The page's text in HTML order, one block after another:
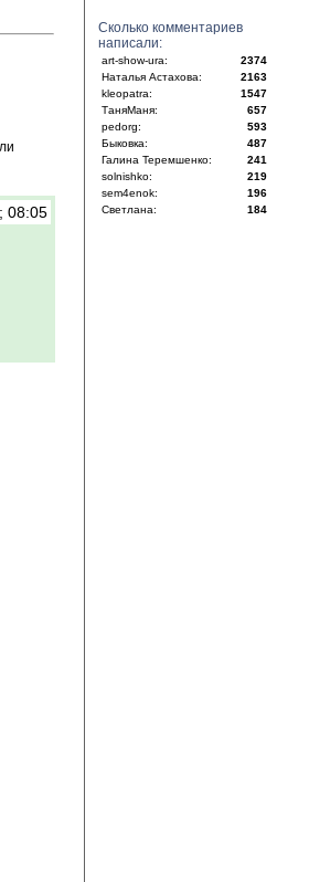
08:05
Сколько комментариев
написали:
art-show-ura:
2374
Наталья Астахова:
2163
kleopatra:
1547
ТаняМаня:
657
pedorg:
593
Быковка:
487
Галина Теремшенко:
241
solnishko:
219
sem4enok:
196
Светлана:
184